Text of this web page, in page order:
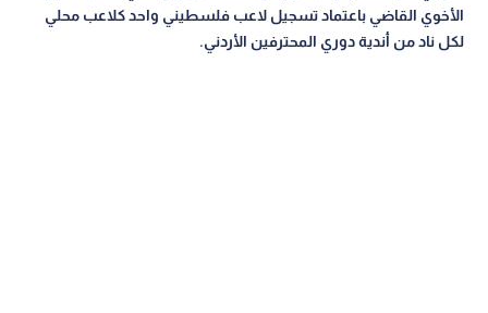
الأخوي القاضي باعتماد تسجيل لاعب فلسطيني واحد كلاعب محلي
لكل ناد من أندية دوري المحترفين الأردني.